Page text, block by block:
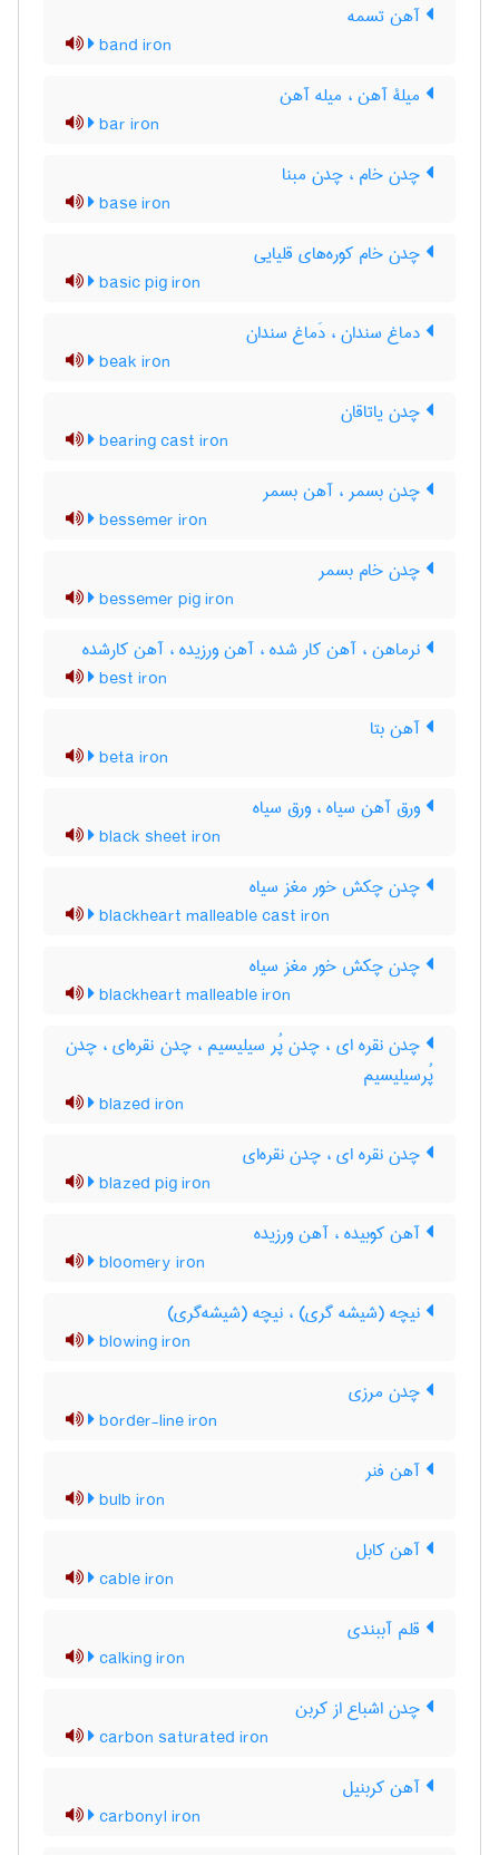
آهن تسمه
band iron
میلۀ آهن ، میله آهن
bar iron
چدن خام ، چدن مبنا
base iron
چدن خام کوره‌های قلیایی
basic pig iron
دماغ سندان ، دَماغ سندان
beak iron
چدن یاتاقان
bearing cast iron
چدن بسمر ، آهن بسمر
bessemer iron
چدن خام بسمر
bessemer pig iron
نرماهن ، آهن کار شده ، آهن ورزیده ، آهن کارشده
best iron
آهن بتا
beta iron
ورق آهن سیاه ، ورق سیاه
black sheet iron
چدن چکش خور مغز سیاه
blackheart malleable cast iron
چدن چکش خور مغز سیاه
blackheart malleable iron
چدن نقره ای ، چدن پُر سیلیسیم ، چدن نقره‌ای ، چدن
پُرسیلیسیم
blazed iron
چدن نقره ای ، چدن نقره‌ای
blazed pig iron
آهن کوبیده ، آهن ورزیده
bloomery iron
نیچه (شیشه گری) ، نیچه (شیشه‌گری)
blowing iron
چدن مرزی
border-line iron
آهن فنر
bulb iron
آهن کابل
cable iron
قلم آببندی
calking iron
چدن اشباع از کربن
carbon saturated iron
آهن کربنیل
carbonyl iron